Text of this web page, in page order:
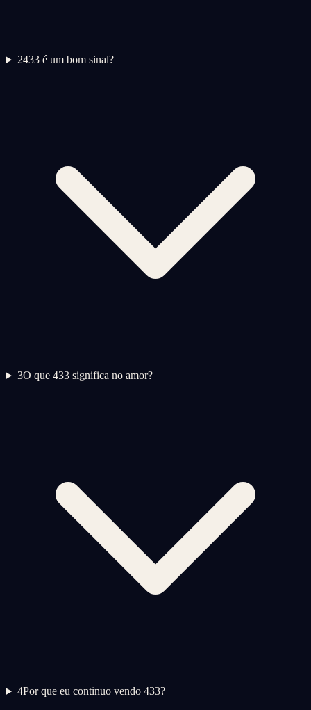
2433 é um bom sinal?
3O que 433 significa no amor?
4Por que eu continuo vendo 433?